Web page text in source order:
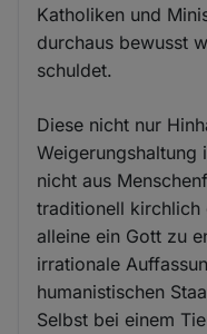
Katholiken und
durchaus bewusst
schuldet.
Diese nicht nur
Weigerungshaltung
nicht aus
traditionell kirchlich
alleine ein Gott zu
irrationale
humanistischen
Selbst bei einem